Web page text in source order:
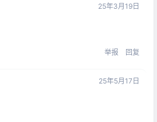
25年3月19日
举报 回复
25年5月17日